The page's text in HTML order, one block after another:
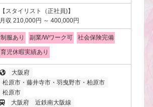
【スタイリスト（正社員)】
月収 210,000円 ～ 400,000円
制服あり 副業/Wワーク可 社会保険完備
育児休暇実績あり
大阪府
松原市・藤井寺市・羽曳野市・柏原市
松原市
大阪府
近鉄南大阪線